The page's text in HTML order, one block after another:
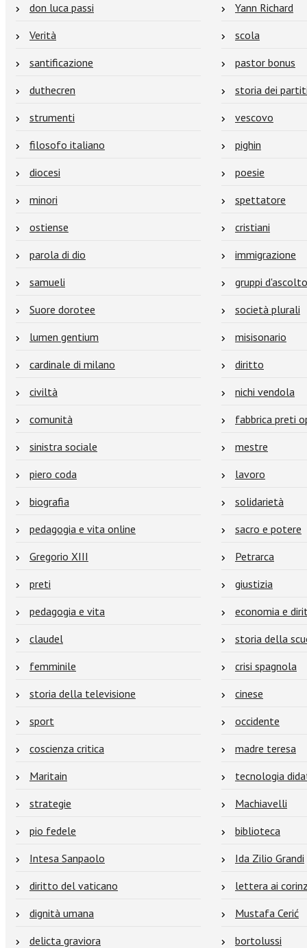
don luca passi
Yann Richard
Verità
scola
santificazione
pastor bonus
duthecren
storia dei
strumenti
vescovo
filosofo italiano
pighin
diocesi
poesie
minori
spettatore
ostiense
cristiani
parola di dio
immigrazione
samueli
gruppi d'ascolto
Suore dorotee
società plurali
lumen gentium
misisonario
cardinale di milano
diritto
civiltà
nichi vendola
comunità
fabbrica preti
sinistra sociale
mestre
piero coda
lavoro
biografia
solidarietà
pedagogia e vita online
sacro e potere
Gregorio XIII
Petrarca
preti
giustizia
pedagogia e vita
economia e
claudel
storia della
femminile
crisi spagnola
storia della televisione
cinese
sport
occidente
coscienza critica
madre teresa
Maritain
tecnologia
strategie
Machiavelli
pio fedele
biblioteca
Intesa Sanpaolo
Ida Zilio Grandi
diritto del vaticano
lettera ai
dignità umana
Mustafa Cerić
delicta graviora
bortolussi